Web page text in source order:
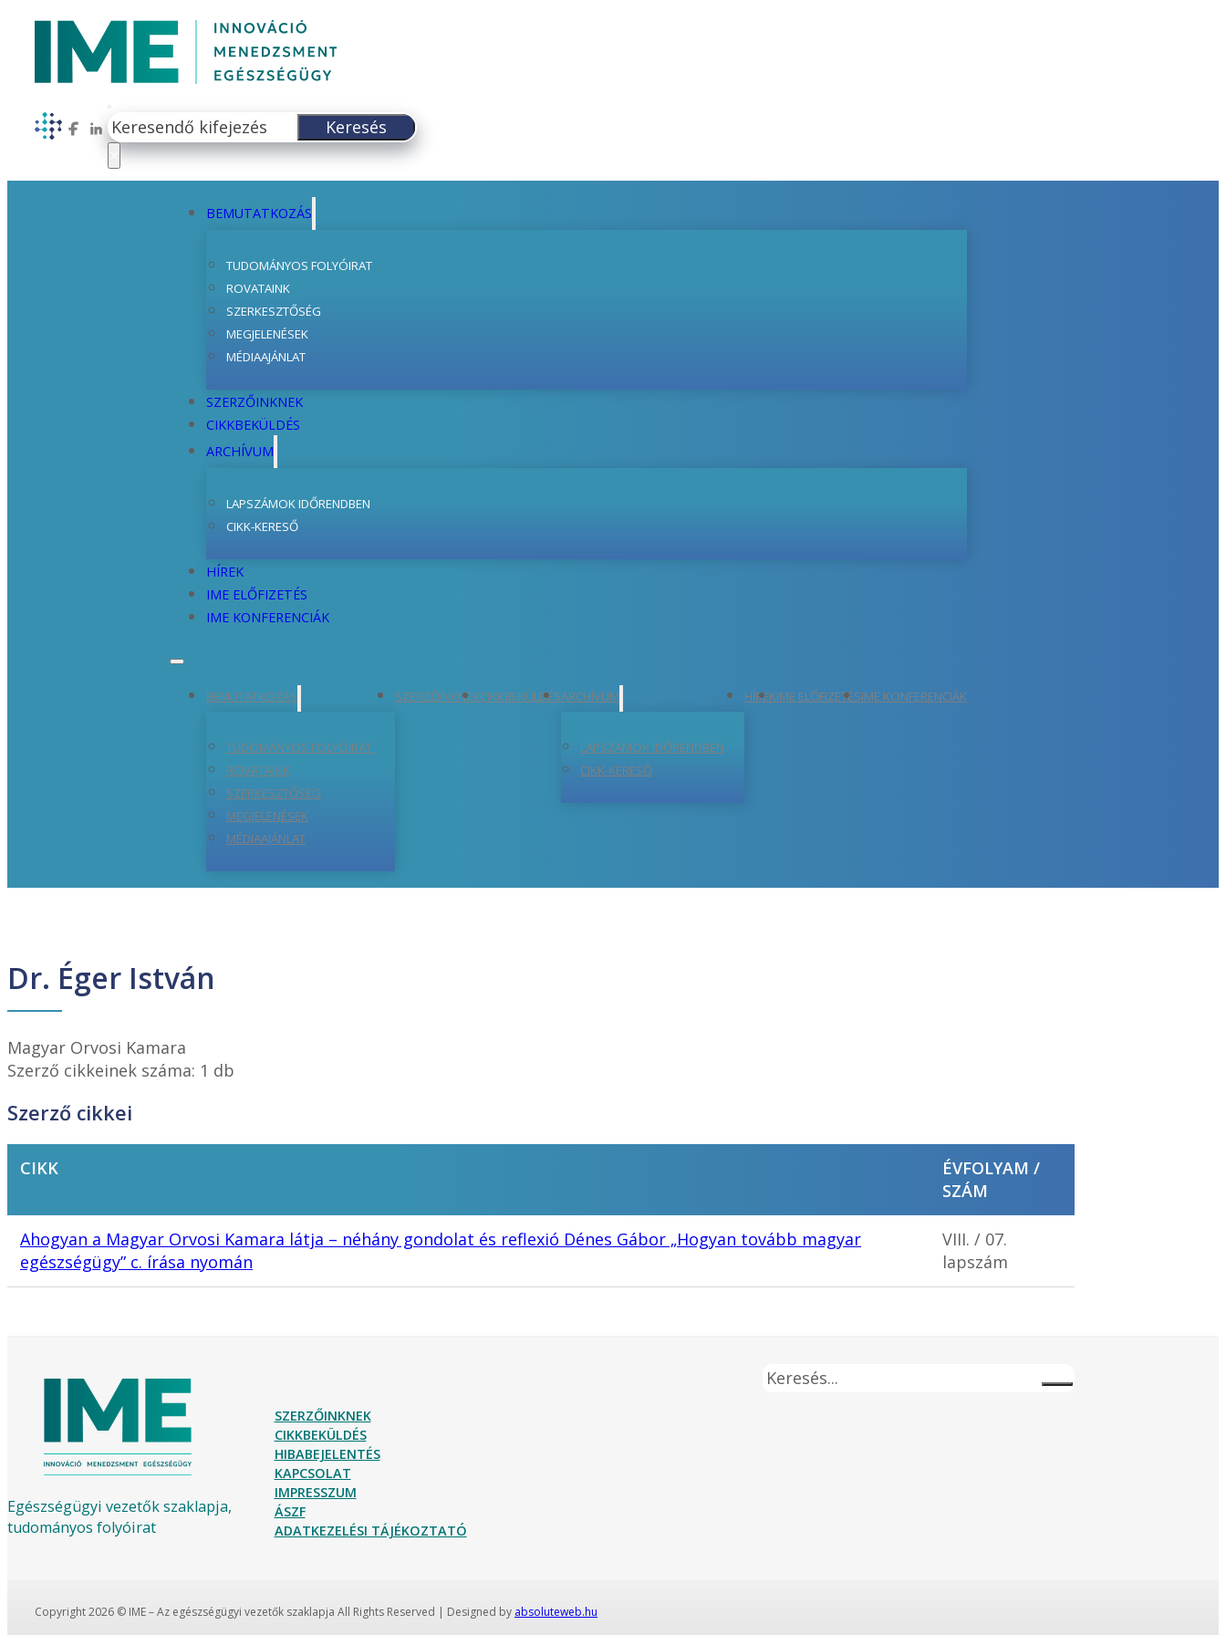
Follow us on Facebook
Follow us on LinkedIn
Keresés
Keresés
BEMUTATKOZÁS
TUDOMÁNYOS FOLYÓIRAT
ROVATAINK
SZERKESZTŐSÉG
MEGJELENÉSEK
MÉDIAAJÁNLAT
SZERZŐINKNEK
CIKKBEKÜLDÉS
ARCHÍVUM
LAPSZÁMOK IDŐRENDBEN
CIKK-KERESŐ
HÍREK
IME ELŐFIZETÉS
IME KONFERENCIÁK
BEMUTATKOZÁS
TUDOMÁNYOS FOLYÓIRAT
ROVATAINK
SZERKESZTŐSÉG
MEGJELENÉSEK
MÉDIAAJÁNLAT
SZERZŐINKNEKCIKKBEKÜLDÉSARCHÍVUM
LAPSZÁMOK IDŐRENDBEN
CIKK-KERESŐ
HÍREKIME ELŐFIZETÉSIME KONFERENCIÁK
Dr. Éger István
Magyar Orvosi Kamara
Szerző cikkeinek száma: 1 db
Szerző cikkei
CIKK
ÉVFOLYAM /
SZÁM
Ahogyan a Magyar Orvosi Kamara látja – néhány gondolat és reflexió Dénes Gábor „Hogyan tovább magyar
egészségügy” c. írása nyomán
VIII. / 07.
lapszám
Egészségügyi vezetők szaklapja,
tudományos folyóirat
Keresés
SZERZŐINKNEK
CIKKBEKÜLDÉS
HIBABEJELENTÉS
KAPCSOLAT
IMPRESSZUM
ÁSZF
ADATKEZELÉSI TÁJÉKOZTATÓ
Copyright 2026 © IME – Az egészségügyi vezetők szaklapja All Rights Reserved | Designed by absoluteweb.hu